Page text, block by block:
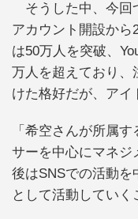
そうした中、今回
アカウント開設から
は50万人を突破、
万人を超えており、
けた格好だが、アイ
「希空さんが所属
サーを中心にマネジ
後はSNSでの活動
として活動していく